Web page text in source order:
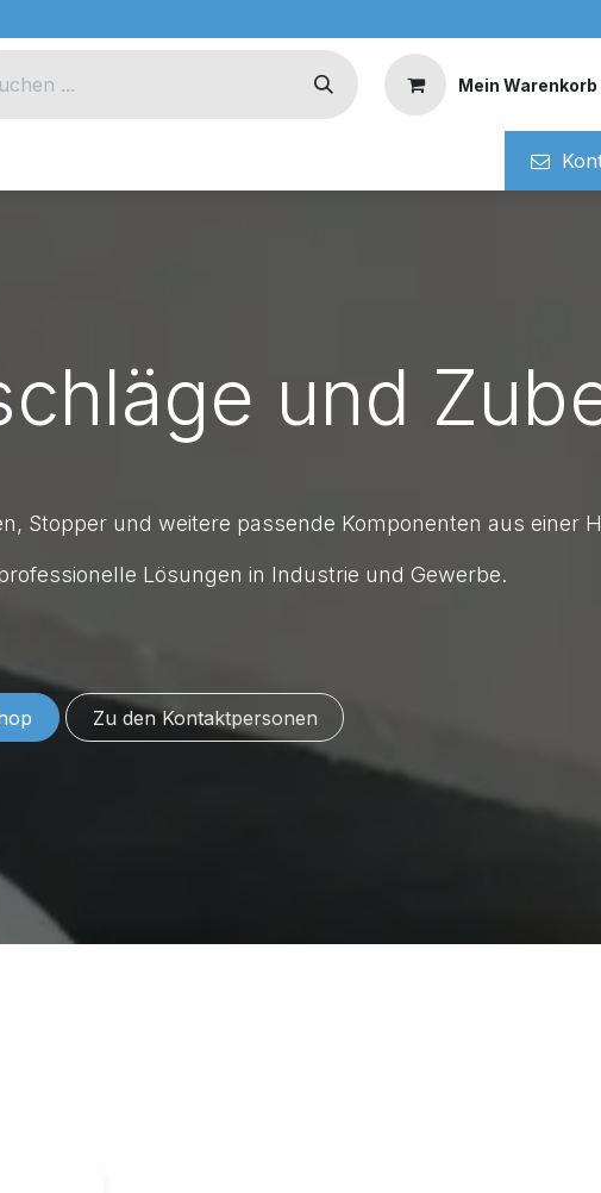
Mein Warenkorb
und
Stopper und weitere passende Komponenten aus einer
Lösungen in Industrie und Gewerbe.
Zu den Konta​​​​​​​​​​​​ktper​​sonen